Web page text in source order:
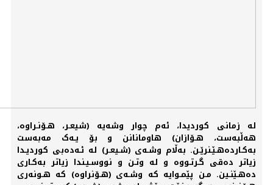
له‌ زمانی کوردیدا، ئه‌م چوار وشه‌یه‌ (شیعـر، هـۆنـراوە،
هه‌ڵبه‌ست، هـۆازان) هاومانانن و بۆ یـه‌ک مه‌به‌ست
به‌کـاردەهـێـنرێـن. به‌ڵام وشـه‌ی (شـیعـر) له‌ ئـه‌دەبی کوردیـدا
زیاتر دەقی گـرتـووە و لە وتـن و نووسـیـندا زیاتر بەکـاری
دەهـێنـین. مـن پێمـوایه‌ که‌ وشـه‌ی (هـۆنراوە) که‌ هـونه‌ری